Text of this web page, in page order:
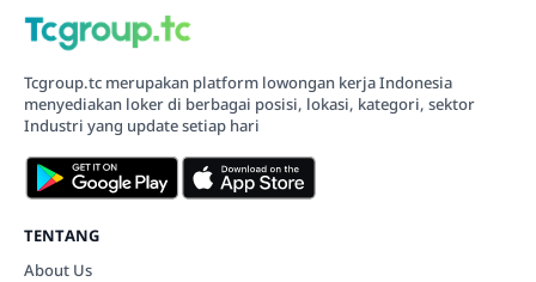
Tcgroup.tc merupakan platform lowongan kerja Indonesia
menyediakan loker di berbagai posisi, lokasi, kategori, sektor
Industri yang update setiap hari
TENTANG
About Us